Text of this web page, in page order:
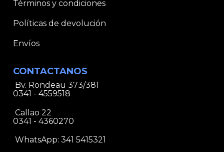
Términos y condiciones
Políticas de devolución
Envíos
CONTACTANOS
Bv. Rondeau 373/381
0341 - 4559518
Callao 22
0341 - 4360270
WhatsApp: 341 5415321